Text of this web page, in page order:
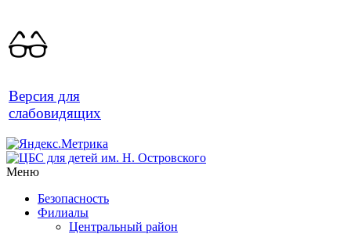
Версия для
слабовидящих
Меню
Безопасность
Филиалы
Центральный район